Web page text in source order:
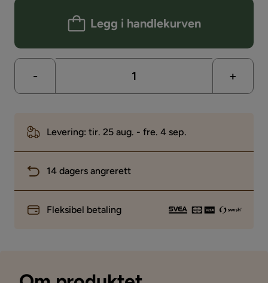
Legg i handlekurven
- +
Levering: tir. 25 aug. - fre. 4 sep.
14 dagers angrerett
Fleksibel betaling